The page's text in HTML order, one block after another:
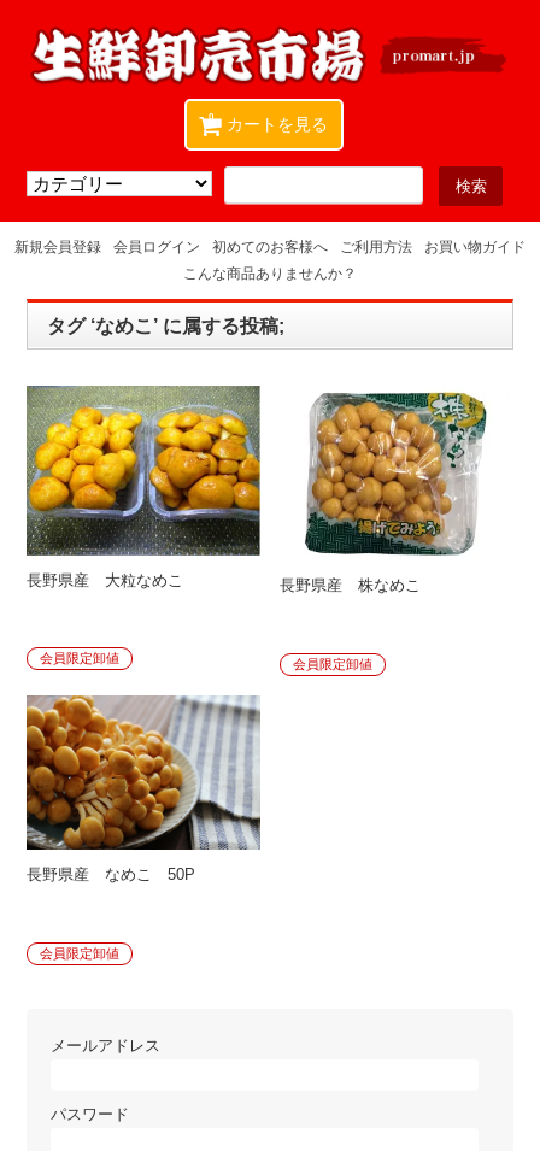
カートを見る
0
新規会員登録 会員ログイン 初めてのお客様へ ご利用方法
お買い物ガイド
こんな商品ありませんか？
タグ ‘なめこ’ に属する投稿;
長野県産 大粒なめこ
会員限定卸値
長野県産 株なめこ
会員限定卸値
長野県産 なめこ 50P
会員限定卸値
メールアドレス
パスワード